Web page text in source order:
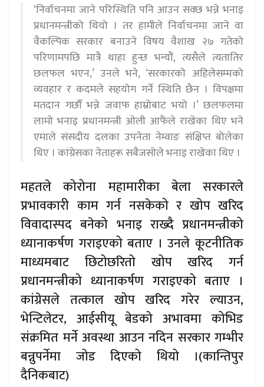
‘निर्वाचनमा जाने परिस्थिति पनि आउन सक्छ भन्ने भनाइ
प्रधानमन्त्रीको थियो । तर हामीले निर्वाचनमा जाने वा
वैकल्पिक सरकार बनाउने विषय वैशाख २७ गतेको
परिणामपछि मात्रै थाहा हुन्छ भन्यौं, त्यसैले त्यतातिर
छलफल भएन,’ उनले भने, ‘सरकारको अहिलेसम्मको
व्यवहार र कदमले सहयोग गर्ने स्थिति छैन । विपक्षमा
मतदान गर्छौं भन्ने जवाफ हाम्रोबाट भयो ।’ छलफलमा
लामो भनाइ प्रधानमन्त्री ओली आफैंले राखेका थिए भने
एमाले संसदीय दलका उपनेता नेम्वाङ संक्षिप्त बोलेका
थिए । कांग्रेसका नेताहरू सबैजसोले भनाइ राखेका थिए ।
महतले कोरोना महामारीका बेला सरकारले
प्रभावकारी काम गर्न नसकेको र खोप खरिद
विवादास्पद बनेको भनाइ राख्दै प्रधानमन्त्रीको
ध्यानाकर्षण गराइएको बताए । उनले कूटनीतिक
माध्यमबाट छिटोछरितो खोप खरिद गर्न
प्रधानमन्त्रीको ध्यानाकर्षण गराइएको बताए ।
कांग्रेसले तत्काल खोप खरिद गरेर ल्याउन,
भेन्टिलेटर, आईसीयू बेडको अभावमा कोभिड
संक्रमित मर्ने अवस्था आउन नदिन सरकार गम्भीर
बन्नुपर्नेमा जोड दिएको थियो ।(कान्तिपुर
दैनिकबाट)